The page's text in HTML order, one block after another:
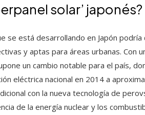
solar’ japonés?
se está desarrollando en Japón
y aptas para áreas urbanas. Con
un cambio notable para el país,
eléctrica nacional en 2014 a
con la nueva tecnología de
de la energía nuclear y los